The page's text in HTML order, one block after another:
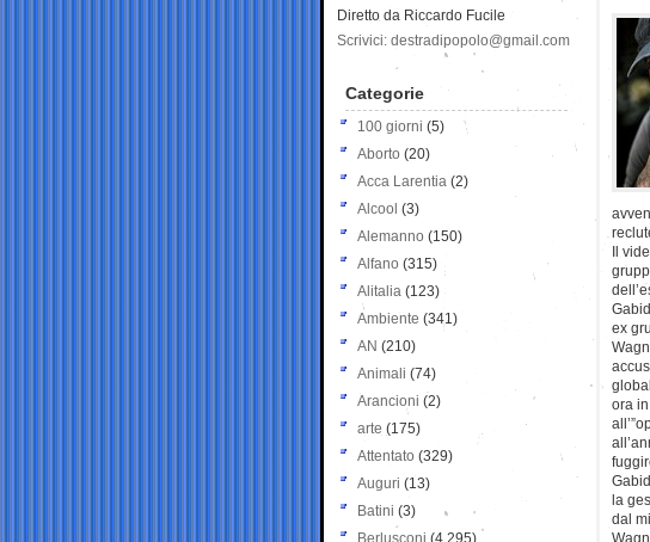
Il
ex
ora
la
dal
Diretto da Riccardo Fucile
Scrivici: destradipopolo@gmail.com
Categorie
100 giorni (5)
Aborto (20)
Acca Larentia (2)
Alcool (3)
Alemanno (150)
Alfano (315)
Alitalia (123)
Ambiente (341)
AN (210)
Animali (74)
Arancioni (2)
arte (175)
Attentato (329)
Auguri (13)
Batini (3)
Berlusconi (4.295)